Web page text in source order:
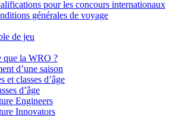
pour les concours internationaux
générales de voyage
de jeu
que la WRO ?
d’une saison
et classes d’âge
d’âge
Engineers
Innovators